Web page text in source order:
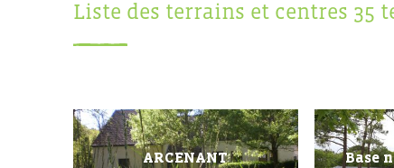
Liste des terrains et centres 35
ARCENANT Base